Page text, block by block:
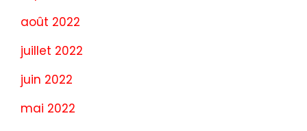
août 2022
juillet 2022
juin 2022
mai 2022